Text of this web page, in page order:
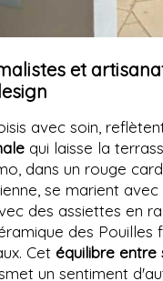
et
avec soin,
qui laisse la
dans un rouge
se marient avec
des assiettes en
des Pouilles
Cet équilibre
un sentiment